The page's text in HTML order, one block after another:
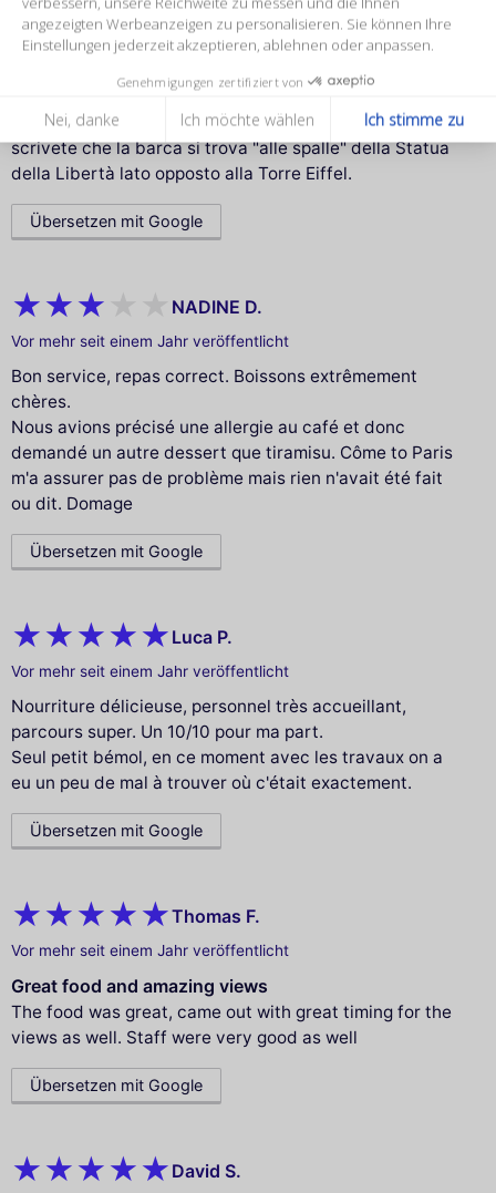
angezeigten Werbeanzeigen zu personalisieren. Sie können Ihre
Einstellungen jederzeit akzeptieren, ablehnen oder anpassen.
Genehmigungen zertifiziert von
Nei, danke Ich möchte wählen Ich stimme zu
all'altezza di quello proposto. Passare sotto la Torre
Eiffel tutta illuminata vale il prezzo della crociera. Unica
nota stonata (non so se c'era esposto un menù delle
bevande, visto che i camerieri non lo dicono) 1/2 birra
in bottiglia e coca cola piccola €26. Per il sito, invece,
scrivete che la barca si trova "alle spalle" della Statua
della Libertà lato opposto alla Torre Eiffel.
Übersetzen mit Google
NADINE D.
Vor mehr seit einem Jahr veröffentlicht
Bon service, repas correct. Boissons extrêmement
chères.
Nous avions précisé une allergie au café et donc
demandé un autre dessert que tiramisu. Côme to Paris
m'a assurer pas de problème mais rien n'avait été fait
ou dit. Domage
Übersetzen mit Google
Luca P.
Vor mehr seit einem Jahr veröffentlicht
Nourriture délicieuse, personnel très accueillant,
parcours super. Un 10/10 pour ma part.
Seul petit bémol, en ce moment avec les travaux on a
eu un peu de mal à trouver où c'était exactement.
Übersetzen mit Google
Thomas F.
Vor mehr seit einem Jahr veröffentlicht
Great food and amazing views
The food was great, came out with great timing for the
views as well. Staff were very good as well
Übersetzen mit Google
David S.